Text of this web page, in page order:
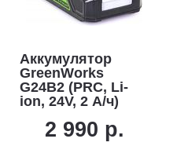
Аккумулятор
GreenWorks
G24B2 (PRC, Li-
ion, 24V, 2 А/ч)
2 990 р.